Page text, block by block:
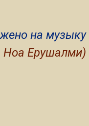
на музыку
Ноа Ерушалми)